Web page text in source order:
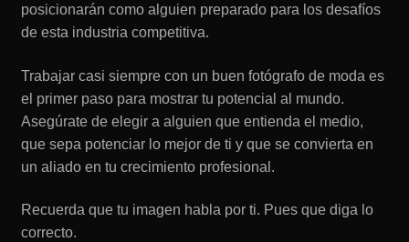
posicionarán como alguien preparado para los desafíos
de esta industria competitiva.
Trabajar casi siempre con un buen fotógrafo de moda es
el primer paso para mostrar tu potencial al mundo.
Asegúrate de elegir a alguien que entienda el medio,
que sepa potenciar lo mejor de ti y que se convierta en
un aliado en tu crecimiento profesional.
Recuerda que tu imagen habla por ti. Pues que diga lo
correcto.